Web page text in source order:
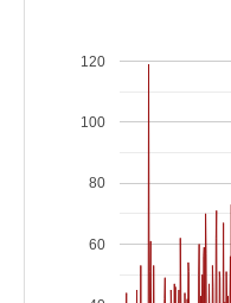
60
80
100
120